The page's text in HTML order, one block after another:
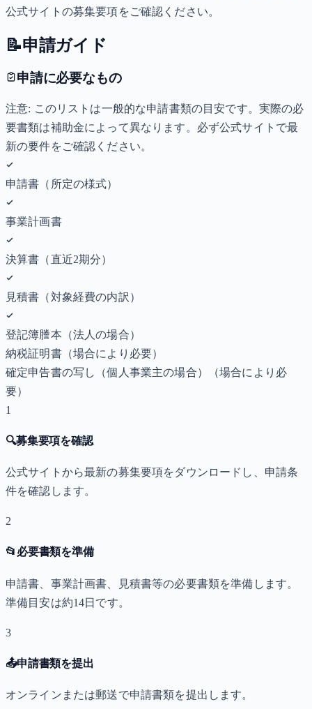
公式サイトの募集要項をご確認ください。
📝申請ガイド
申請に必要なもの
注意: このリストは一般的な申請書類の目安です。実際の必
要書類は補助金によって異なります。必ず公式サイトで最
新の要件をご確認ください。
申請書（所定の様式）
事業計画書
決算書（直近2期分）
見積書（対象経費の内訳）
登記簿謄本（法人の場合）
納税証明書（場合により必要）
確定申告書の写し（個人事業主の場合）
（場合により必
要）
1
🔍募集要項を確認
公式サイトから最新の募集要項をダウンロードし、申請条
件を確認します。
2
📂 必要書類を準備
申請書、事業計画書、見積書等の必要書類を準備します。
準備目安は約14日です。
3
📤申請書類を提出
オンラインまたは郵送で申請書類を提出します。